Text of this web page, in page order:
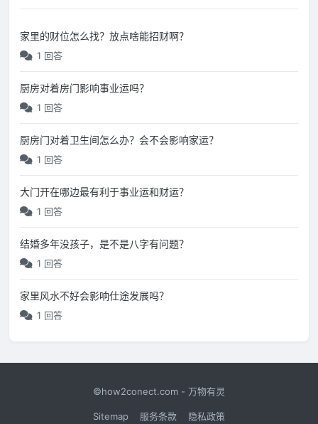
家里的财位怎么找？放点啥能招财啊？
1 回答
厨房对着房门影响事业运吗？
1 回答
厨房门对着卫生间怎么办？会不会影响家运？
1 回答
大门开在哪边最有利于事业运和财运？
1 回答
结婚多年没孩子，是不是八字有问题？
1 回答
家里风水不好会影响仕途发展吗？
1 回答
©how2conect.com - 万物有灵
Sitemap 服务条款 隐私政策